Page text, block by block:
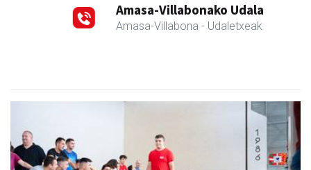
Amasa-Villabonako Udala
Amasa-Villabona - Udaletxeak